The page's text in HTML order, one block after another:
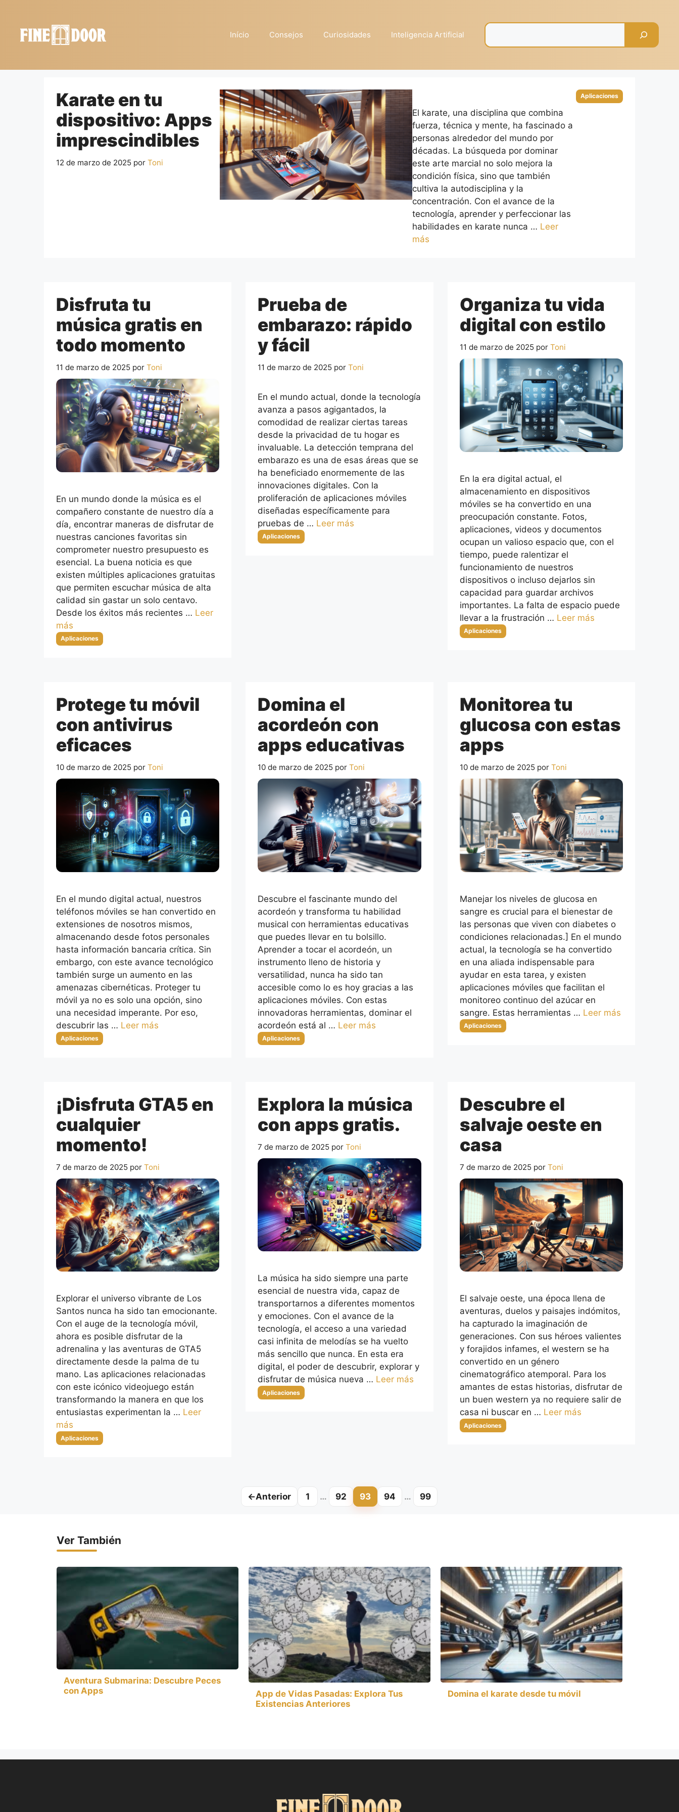
contenido
Início Consejos Curiosidades Inteligencia Artificial
Karate en tu
dispositivo: Apps
imprescindibles
12 de marzo de 2025 por Toni
El karate, una disciplina que combina
fuerza, técnica y mente, ha fascinado a
personas alrededor del mundo por
décadas. La búsqueda por dominar
este arte marcial no solo mejora la
condición física, sino que también
cultiva la autodisciplina y la
concentración. Con el avance de la
tecnología, aprender y perfeccionar las
habilidades en karate nunca … Leer
más
Categorías
Aplicaciones
Disfruta tu
música gratis en
todo momento
11 de marzo de 2025 por Toni
En un mundo donde la música es el
compañero constante de nuestro día a
día, encontrar maneras de disfrutar de
nuestras canciones favoritas sin
comprometer nuestro presupuesto es
esencial. La buena noticia es que
existen múltiples aplicaciones gratuitas
que permiten escuchar música de alta
calidad sin gastar un solo centavo.
Desde los éxitos más recientes … Leer
más
Categorías
Aplicaciones
Prueba de
embarazo: rápido
y fácil
11 de marzo de 2025 porToni
En el mundo actual, donde la tecnología
avanza a pasos agigantados, la
comodidad de realizar ciertas tareas
desde la privacidad de tu hogar es
invaluable. La detección temprana del
embarazo es una de esas áreas que se
ha beneficiado enormemente de las
innovaciones digitales. Con la
proliferación de aplicaciones móviles
diseñadas específicamente para
pruebas de … Leer más
Categorías
Aplicaciones
Organiza tu vida
digital con estilo
11 de marzo de 2025 por Toni
En la era digital actual, el
almacenamiento en dispositivos
móviles se ha convertido en una
preocupación constante. Fotos,
aplicaciones, videos y documentos
ocupan un valioso espacio que, con el
tiempo, puede ralentizar el
funcionamiento de nuestros
dispositivos o incluso dejarlos sin
capacidad para guardar archivos
importantes. La falta de espacio puede
llevar a la frustración … Leer más
Categorías
Aplicaciones
Protege tu móvil
con antivirus
eficaces
10 de marzo de 2025 por Toni
En el mundo digital actual, nuestros
teléfonos móviles se han convertido en
extensiones de nosotros mismos,
almacenando desde fotos personales
hasta información bancaria crítica. Sin
embargo, con este avance tecnológico
también surge un aumento en las
amenazas cibernéticas. Proteger tu
móvil ya no es solo una opción, sino
una necesidad imperante. Por eso,
descubrir las … Leer más
Categorías
Aplicaciones
Domina el
acordeón con
apps educativas
10 de marzo de 2025 porToni
Descubre el fascinante mundo del
acordeón y transforma tu habilidad
musical con herramientas educativas
que puedes llevar en tu bolsillo.
Aprender a tocar el acordeón, un
instrumento lleno de historia y
versatilidad, nunca ha sido tan
accesible como lo es hoy gracias a las
aplicaciones móviles. Con estas
innovadoras herramientas, dominar el
acordeón está al … Leer más
Categorías
Aplicaciones
Monitorea tu
glucosa con estas
apps
10 de marzo de 2025 por Toni
Manejar los niveles de glucosa en
sangre es crucial para el bienestar de
las personas que viven con diabetes o
condiciones relacionadas.] En el mundo
actual, la tecnología se ha convertido
en una aliada indispensable para
ayudar en esta tarea, y existen
aplicaciones móviles que facilitan el
monitoreo continuo del azúcar en
sangre. Estas herramientas … Leer más
Categorías
Aplicaciones
¡Disfruta GTA5 en
cualquier
momento!
7 de marzo de 2025 por Toni
Explorar el universo vibrante de Los
Santos nunca ha sido tan emocionante.
Con el auge de la tecnología móvil,
ahora es posible disfrutar de la
adrenalina y las aventuras de GTA5
directamente desde la palma de tu
mano. Las aplicaciones relacionadas
con este icónico videojuego están
transformando la manera en que los
entusiastas experimentan la … Leer
más
Categorías
Aplicaciones
Explora la música
con apps gratis.
7 de marzo de 2025 porToni
La música ha sido siempre una parte
esencial de nuestra vida, capaz de
transportarnos a diferentes momentos
y emociones. Con el avance de la
tecnología, el acceso a una variedad
casi infinita de melodías se ha vuelto
más sencillo que nunca. En esta era
digital, el poder de descubrir, explorar y
disfrutar de música nueva … Leer más
Categorías
Aplicaciones
Descubre el
salvaje oeste en
casa
7 de marzo de 2025 por Toni
El salvaje oeste, una época llena de
aventuras, duelos y paisajes indómitos,
ha capturado la imaginación de
generaciones. Con sus héroes valientes
y forajidos infames, el western se ha
convertido en un género
cinematográfico atemporal. Para los
amantes de estas historias, disfrutar de
un buen western ya no requiere salir de
casa ni buscar en … Leer más
Categorías
Aplicaciones
←Anterior Página
1 … Página
92 Página
93 Página
94 … Página
99
Ver También
Aventura Submarina: Descubre Peces
con Apps
App de Vidas Pasadas: Explora Tus
Existencias Anteriores
Domina el karate desde tu móvil